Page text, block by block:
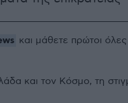
και μάθετε πρώτοι όλες
και τον Κόσμο, τη